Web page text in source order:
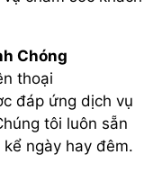
Chóng
thoại
đáp ứng dịch vụ
tôi luôn sẵn
ngày hay đêm.